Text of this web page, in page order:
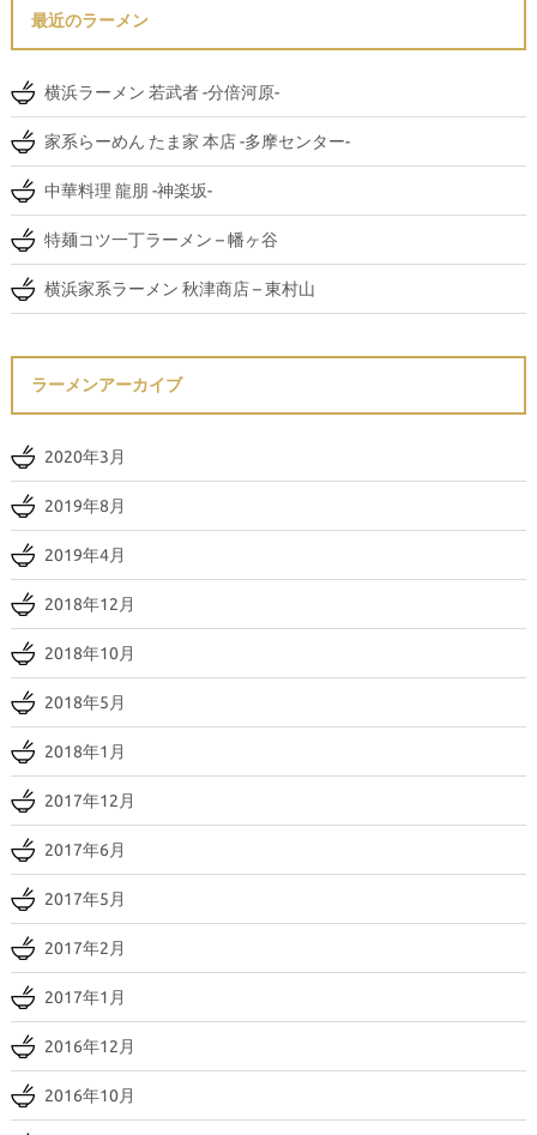
最近のラーメン
横浜ラーメン 若武者 -分倍河原-
家系らーめん たま家 本店 -多摩センター-
中華料理 龍朋 -神楽坂-
特麺コツ一丁ラーメン – 幡ヶ谷
横浜家系ラーメン 秋津商店 – 東村山
ラーメンアーカイブ
2020年3月
2019年8月
2019年4月
2018年12月
2018年10月
2018年5月
2018年1月
2017年12月
2017年6月
2017年5月
2017年2月
2017年1月
2016年12月
2016年10月